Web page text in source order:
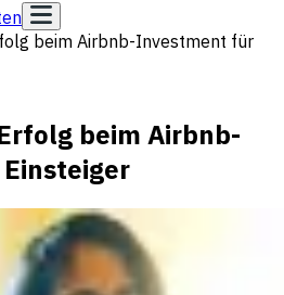
beim Airbnb-Investment für
beim Airbnb-